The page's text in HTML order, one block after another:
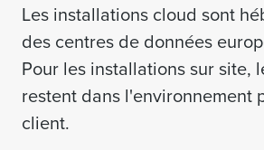
Les installations cloud sont
des centres de données
Pour les installations sur site,
restent dans l'environnement
client.